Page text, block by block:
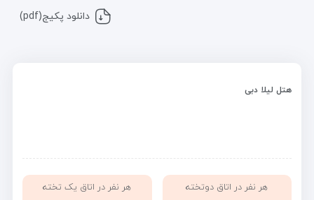
دانلود پکیج(pdf)
هتل لیلا دبی
هر نفر در اتاق دوتخته
هر نفر در اتاق یک تخته